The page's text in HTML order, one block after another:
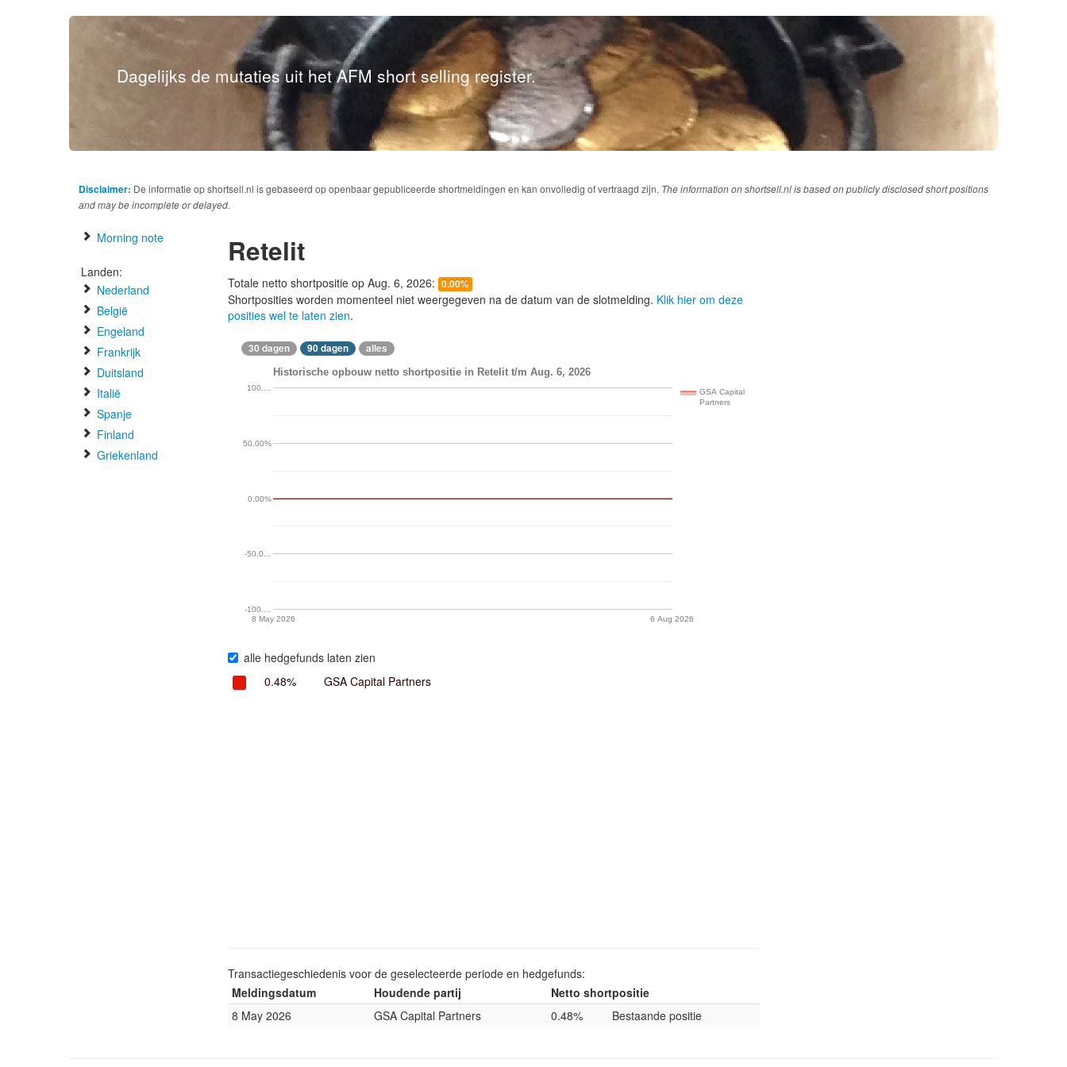
Dagelijks de mutaties uit het AFM short selling register.
Disclaimer: De informatie op shortsell.nl is gebaseerd op openbaar gepubliceerde shortmeldingen en kan onvolledig of vertraagd zijn. The information on shortsell.nl is based on publicly disclosed short positions
and may be incomplete or delayed.
Morning note
Landen:
Nederland
België
Engeland
Frankrijk
Duitsland
Italië
Spanje
Finland
Griekenland
Retelit
Totale netto shortpositie op Aug. 6, 2026: 0.00%
Shortposities worden momenteel niet weergegeven na de datum van de slotmelding. Klik hier om deze
posities wel te laten zien.
30 dagen 90 dagen alles
Historische opbouw netto shortpositie in Retelit t/m Aug. 6, 2026
GSA Capital
Partners
8 May 2026 6 Aug 2026
-100.…
-50.0…
0.00%
50.00%
100.…
alle hedgefunds laten zien
0.48%
GSA Capital Partners
Transactiegeschiedenis voor de geselecteerde periode en hedgefunds:
Meldingsdatum
Houdende partij
Netto shortpositie
8 May 2026
GSA Capital Partners 0.48% Bestaande positie